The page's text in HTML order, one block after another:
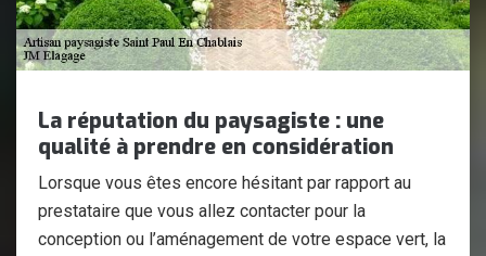
La réputation du paysagiste : une
qualité à prendre en considération
Lorsque vous êtes encore hésitant par rapport au
prestataire que vous allez contacter pour la
conception ou l’aménagement de votre espace vert, la